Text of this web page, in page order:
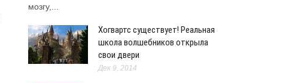
мозгу,...
Хогвартс существует! Реальная
школа волшебников открыла
свои двери
Дек 9, 2014